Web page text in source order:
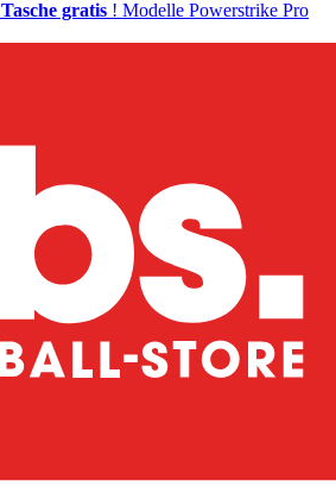
Tasche gratis ! Modelle Powerstrike Pro